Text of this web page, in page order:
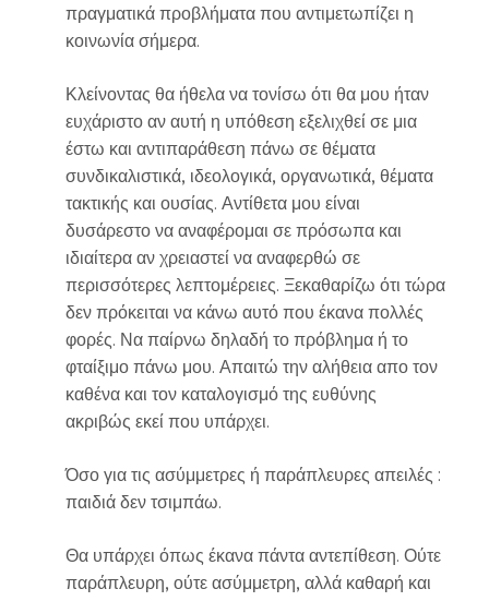
πραγματικά προβλήματα που αντιμετωπίζει η
κοινωνία σήμερα.
Κλείνοντας θα ήθελα να τονίσω ότι θα μου ήταν
ευχάριστο αν αυτή η υπόθεση εξελιχθεί σε μια
έστω και αντιπαράθεση πάνω σε θέματα
συνδικαλιστικά, ιδεολογικά, οργανωτικά, θέματα
τακτικής και ουσίας. Αντίθετα μου είναι
δυσάρεστο να αναφέρομαι σε πρόσωπα και
ιδιαίτερα αν χρειαστεί να αναφερθώ σε
περισσότερες λεπτομέρειες. Ξεκαθαρίζω ότι τώρα
δεν πρόκειται να κάνω αυτό που έκανα πολλές
φορές. Να παίρνω δηλαδή το πρόβλημα ή το
φταίξιμο πάνω μου. Απαιτώ την αλήθεια απο τον
καθένα και τον καταλογισμό της ευθύνης
ακριβώς εκεί που υπάρχει.
Όσο για τις ασύμμετρες ή παράπλευρες απειλές :
παιδιά δεν τσιμπάω.
Θα υπάρχει όπως έκανα πάντα αντεπίθεση. Ούτε
παράπλευρη, ούτε ασύμμετρη, αλλά καθαρή και